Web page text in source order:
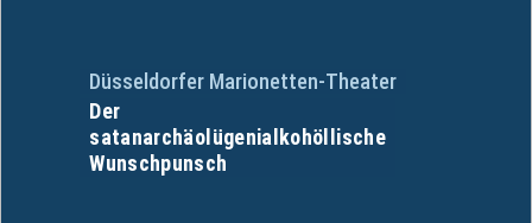
Düsseldorfer Marionetten-Theater
Der
satanarchäolügenialkohöllische
Wunschpunsch